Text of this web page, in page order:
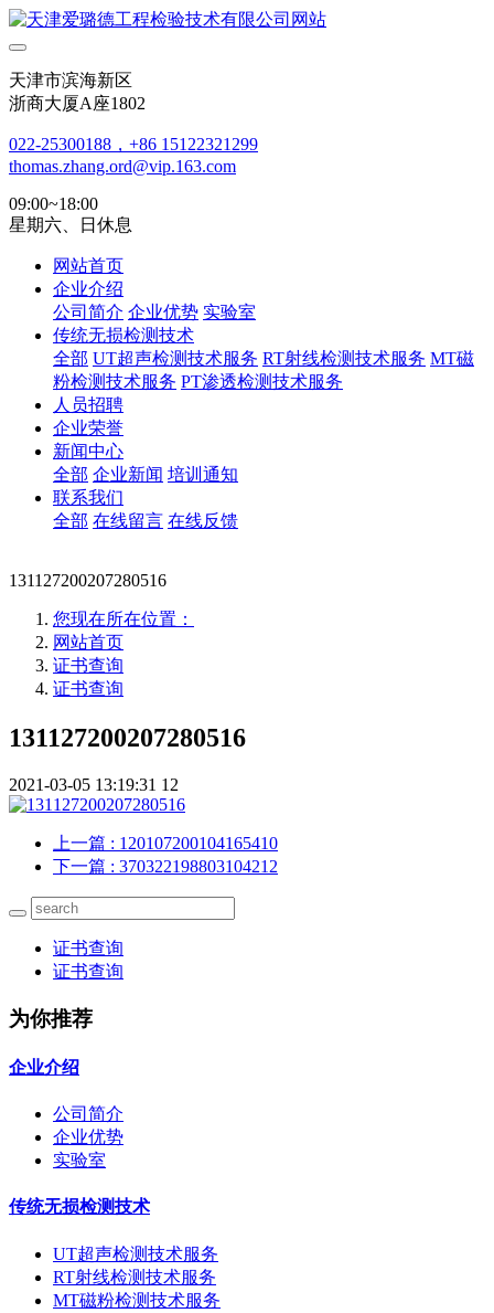
天津市滨海新区
浙商大厦A座1802
022-25300188，+86 15122321299
thomas.zhang.ord@vip.163.com
09:00~18:00
星期六、日休息
网站首页
企业介绍
公司简介 企业优势 实验室
传统无损检测技术
全部 UT超声检测技术服务 RT射线检测技术服务 MT磁
粉检测技术服务 PT渗透检测技术服务
人员招聘
企业荣誉
新闻中心
全部 企业新闻 培训通知
联系我们
全部 在线留言 在线反馈
131127200207280516
您现在所在位置：
网站首页
证书查询
证书查询
131127200207280516
2021-03-05 13:19:31 12
上一篇 : 120107200104165410
下一篇 : 370322198803104212
证书查询
证书查询
为你推荐
企业介绍
公司简介
企业优势
实验室
传统无损检测技术
UT超声检测技术服务
RT射线检测技术服务
MT磁粉检测技术服务